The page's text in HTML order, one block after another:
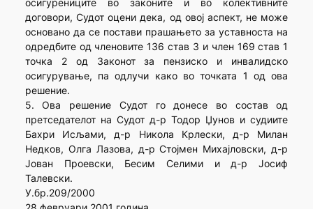
осигурениците во законите и во колективните
договори, Судот оцени дека, од овој аспект, не може
основано да се постави прашањето за уставноста на
одредбите од членовите 136 став 3 и член 169 став 1
точка 2 од Законот за пензиско и инвалидско
осигурување, па одлучи како во точката 1 од ова
решение.
5. Ова решение Судот го донесе во состав од
претседателот на Судот д-р Тодор Џунов и судиите
Бахри Исљами, д-р Никола Крлески, д-р Милан
Недков, Олга Лазова, д-р Стојмен Михајловски, д-р
Јован Проевски, Бесим Селими и д-р Јосиф
Талевски.
У.бр.209/2000